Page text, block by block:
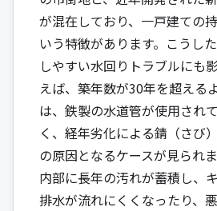
が混在しており、一戸建ての
いう特徴があります。こうし
しやすい水回りトラブルにも
えば、築年数が30年を超える
は、鉄製の水道管が使用され
く、経年劣化による錆（さび
の原因となるケースが見られ
内部に長年の汚れが蓄積し、
排水が流れにくくなったり、